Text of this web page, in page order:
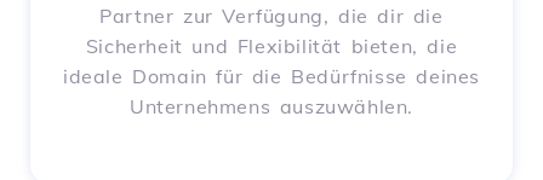
Partner zur Verfügung, die dir die
Sicherheit und Flexibilität bieten, die
ideale Domain für die Bedürfnisse deines
Unternehmens auszuwählen.